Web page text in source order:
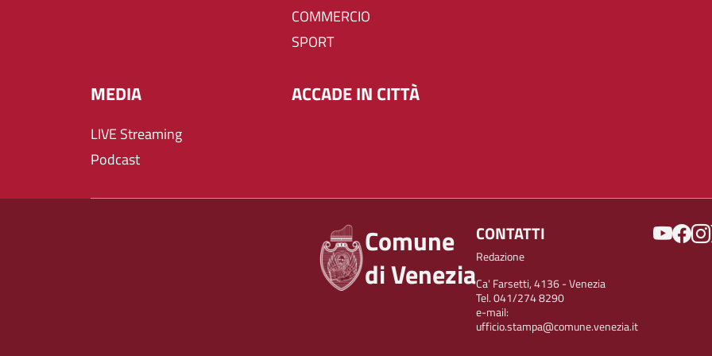
COMMERCIO
SPORT
MEDIA
LIVE Streaming
Podcast
ACCADE IN CITTÀ
Comune
di Venezia
CONTATTI
Redazione
Ca' Farsetti, 4136 - Venezia
Tel. 041/274 8290
e-mail:
ufficio.stampa@comune.venezia.it